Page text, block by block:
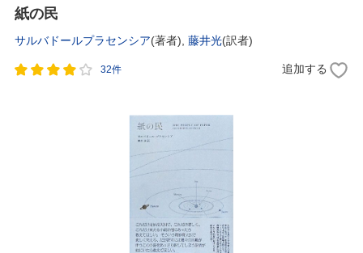
紙の民
サルバドールプラセンシア(著者), 藤井光(訳者)
32件 追加する